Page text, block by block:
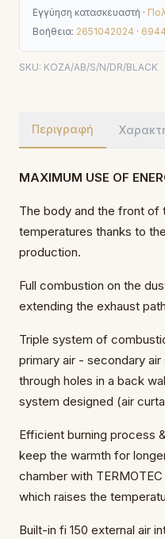
Εγγύηση κατασκευαστή ·
Βοήθεια: 2651042024 ·
SKU: KOZA/AB/S/N/DR/BLACK
Περιγραφή
MAXIMUM USE OF
The body and the front of
temperatures thanks to
production.
Full combustion on the
extending the exhaust
Triple system of
primary air - secondary
through holes in a back
system designed (air
Efficient burning process
keep the warmth for
chamber with
which raises the
Built-in fi 150 external air